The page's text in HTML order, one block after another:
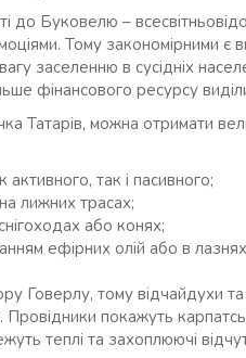
до Буковелю –
Тому закономірними є
заселенню в сусідніх
фінансового ресурсу
Татарів, можна отримати
активного, так і пасивного;
лижних трасах;
або конях;
ефірних олій або в
Говерлу, тому відчайдухи
покажуть
теплі та захоплюючі